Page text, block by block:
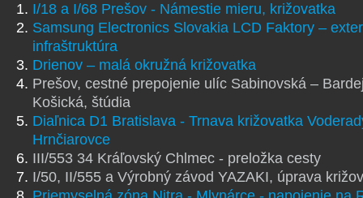
I/18 a I/68 Prešov - Námestie mieru, križovatka
Samsung Electronics Slovakia LCD Faktory –
infraštruktúra
Drienov – malá okružná križovatka
Prešov, cestné prepojenie ulíc Sabinovská –
Košická, štúdia
Diaľnica D1 Bratislava - Trnava križovatka
Hrnčiarovce
III/553 34 Kráľovský Chlmec - preložka cesty
I/50, II/555 a Výrobný závod YAZAKI, úprava